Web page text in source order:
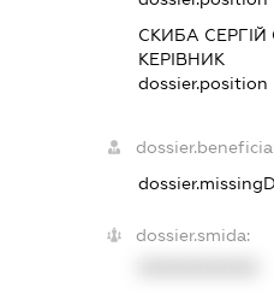
СКИБА
КЕРІВНИК
dossier.position
dossier.smida: